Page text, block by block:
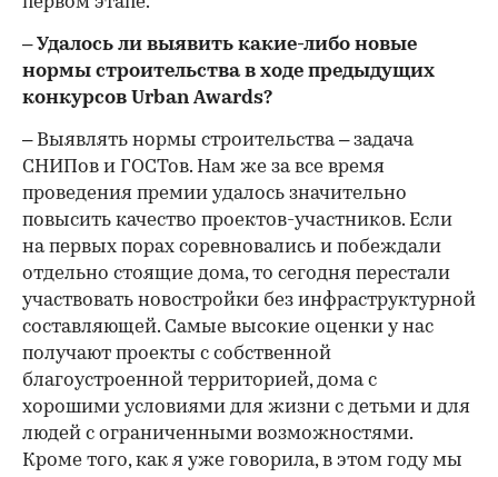
– Удалось ли выявить какие-либо новые
нормы строительства в ходе предыдущих
конкурсов Urban Awards?
– Выявлять нормы строительства – задача
СНИПов и ГОСТов. Нам же за все время
проведения премии удалось значительно
повысить качество проектов-участников. Если
на первых порах соревновались и побеждали
отдельно стоящие дома, то сегодня перестали
участвовать новостройки без инфраструктурной
составляющей. Самые высокие оценки у нас
получают проекты с собственной
благоустроенной территорией, дома с
хорошими условиями для жизни с детьми и для
людей с ограниченными возможностями.
Кроме того, как я уже говорила, в этом году мы